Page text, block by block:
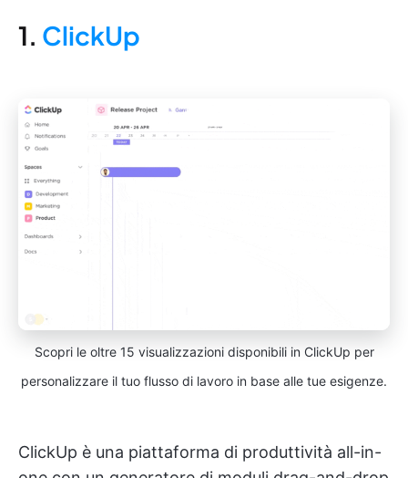
1. ClickUp
Scopri le oltre 15 visualizzazioni disponibili in ClickUp per
personalizzare il tuo flusso di lavoro in base alle tue esigenze.
ClickUp è una piattaforma di produttività all-in-